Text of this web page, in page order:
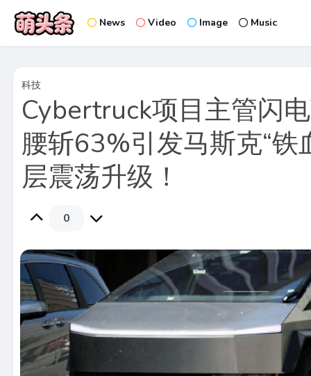
News Video Image Music
科技
Cybertruck项目主管闪
腰斩63%引发马斯克“铁
层震荡升级！
0